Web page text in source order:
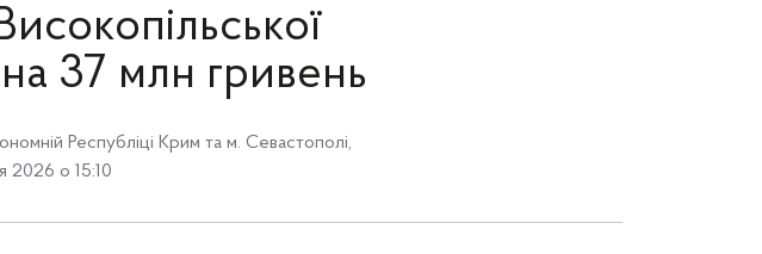
37 млн гривень
Республіці Крим та м. Севастополі,
2026 о 15:10